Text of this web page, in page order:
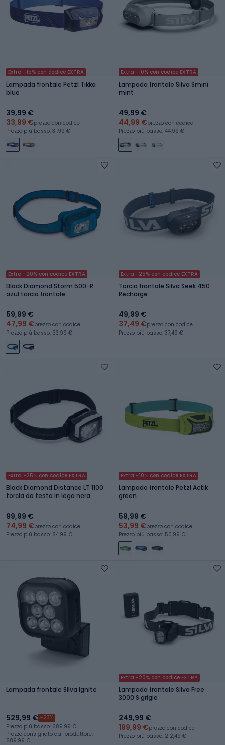
Extra -15% con codice EXTRA
Lampada frontale Petzl Tikka
blue
39,99 €
33,99 €prezzo con codice
Prezzo più basso: 31,99 €
Extra -10% con codice EXTRA
Lampada frontale Silva Smini
mint
49,99 €
44,99 €prezzo con codice
Prezzo più basso: 44,99 €
Extra -20% con codice EXTRA
Black Diamond Storm 500-R
azul torcia frontale
59,99 €
47,99 €prezzo con codice
Prezzo più basso: 53,99 €
Extra -25% con codice EXTRA
Torcia frontale Silva Seek 450
Recharge
49,99 €
37,49 €prezzo con codice
Prezzo più basso: 37,49 €
Extra -25% con codice EXTRA
Black Diamond Distance LT 1100
torcia da testa in lega nera
99,99 €
74,99 €prezzo con codice
Prezzo più basso: 84,99 €
Extra -10% con codice EXTRA
Lampada frontale Petzl Actik
green
59,99 €
53,99 €prezzo con codice
Prezzo più basso: 50,99 €
Lampada frontale Silva Ignite
529,99 € -23%
Prezzo più basso: 689,99 €
Prezzo consigliato dal produttore:
689,99 €
Extra -20% con codice EXTRA
Lampada frontale Silva Free
3000 S grigio
249,99 €
199,99 €prezzo con codice
Prezzo più basso: 212,49 €